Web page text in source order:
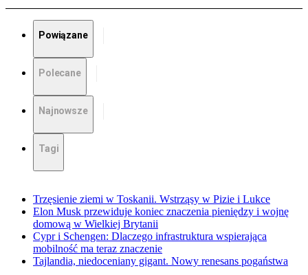
Powiązane
Polecane
Najnowsze
Tagi
Trzęsienie ziemi w Toskanii. Wstrząsy w Pizie i Lukce
Elon Musk przewiduje koniec znaczenia pieniędzy i wojnę
domową w Wielkiej Brytanii
Cypr i Schengen: Dlaczego infrastruktura wspierająca
mobilność ma teraz znaczenie
Tajlandia, niedoceniany gigant. Nowy renesans pogaństwa